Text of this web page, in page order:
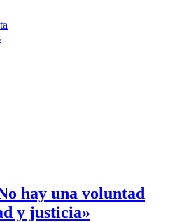
hay una voluntad
y justicia»